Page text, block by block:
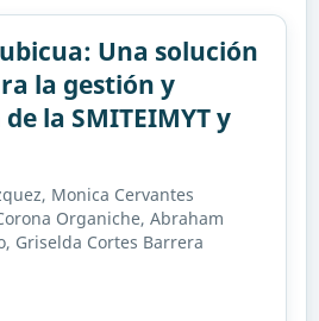
Una solución
la gestión y
la SMITEIMYT y
Monica Cervantes
Organiche, Abraham
Griselda Cortes Barrera